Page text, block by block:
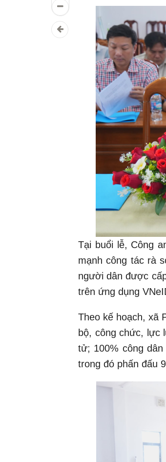
Tại buổi lễ, Công
mạnh công tác rà
người dân được
trên ứng dụng
Theo kế hoạch, xã
bộ, công chức, lực
tử; 100% công
trong đó phấn đấu